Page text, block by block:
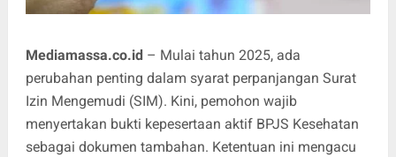
Mediamassa.co.id – Mulai tahun 2025, ada
perubahan penting dalam syarat perpanjangan Surat
Izin Mengemudi (SIM). Kini, pemohon wajib
menyertakan bukti kepesertaan aktif BPJS Kesehatan
sebagai dokumen tambahan. Ketentuan ini mengacu